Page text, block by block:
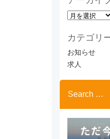
ア
カ
イ
ブ
カテゴリ
お知らせ
求人
Search
for: